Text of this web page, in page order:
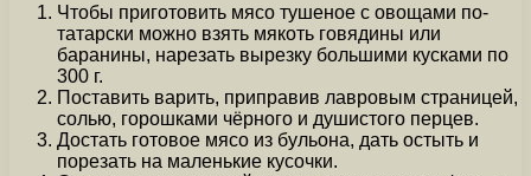
Чтобы приготовить мясо тушеное с овощами по-
татарски можно взять мякоть говядины или
баранины, нарезать вырезку большими кусками по
300 г.
Поставить варить, приправив лавровым страницей,
солью, горошками чёрного и душистого перцев.
Достать готовое мясо из бульона, дать остыть и
порезать на маленькие кусочки.